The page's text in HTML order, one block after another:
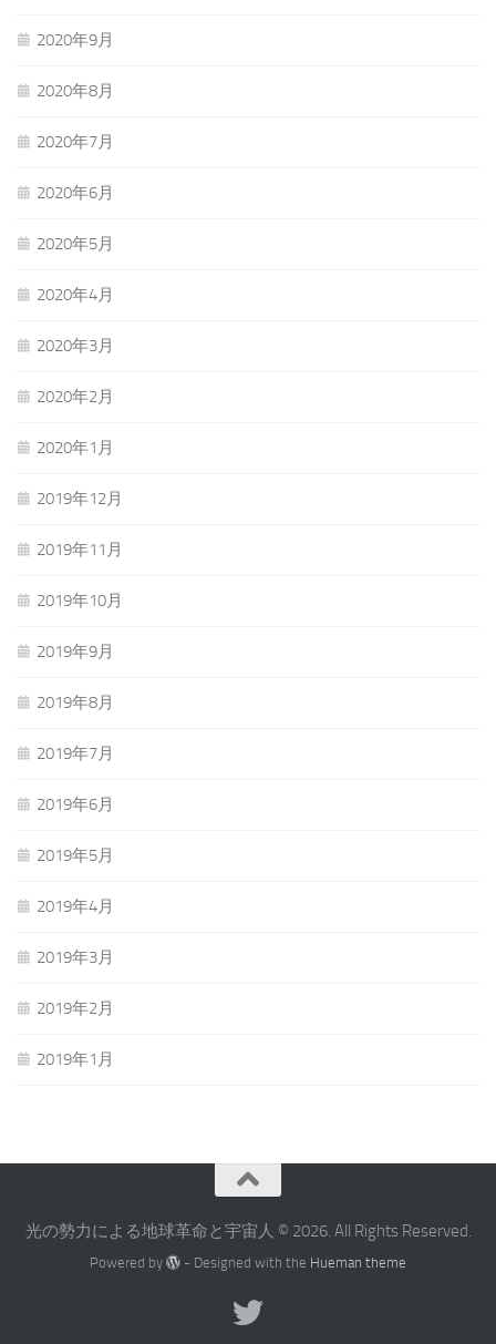
2020年9月
2020年8月
2020年7月
2020年6月
2020年5月
2020年4月
2020年3月
2020年2月
2020年1月
2019年12月
2019年11月
2019年10月
2019年9月
2019年8月
2019年7月
2019年6月
2019年5月
2019年4月
2019年3月
2019年2月
2019年1月
光の勢力による地球革命と宇宙人 © 2026. All Rights Reserved.
Powered by - Designed with the Hueman theme